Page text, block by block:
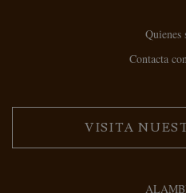
Quienes
Contacta
VISITA